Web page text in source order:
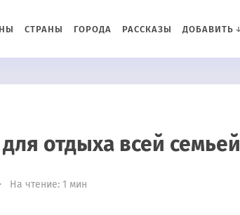
СТРАНЫ ГОРОДА РАССКАЗЫ ДОБАВИТЬ
отдыха всей семьей
На чтение: 1 мин